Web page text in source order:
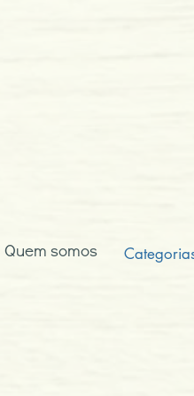
Quem somos